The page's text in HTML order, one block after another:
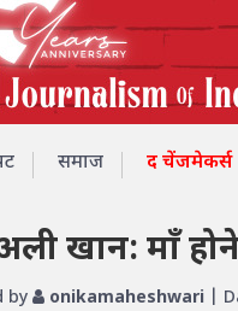
समाज द चेंजमेकर्स
खान: माँ
by onikamaheshwari |